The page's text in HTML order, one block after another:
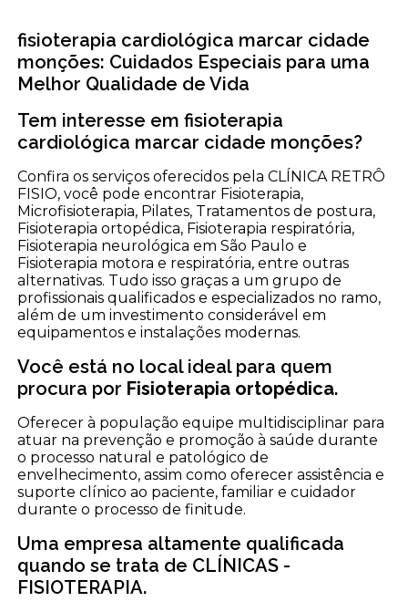
fisioterapia cardiológica marcar cidade
monções: Cuidados Especiais para uma
Melhor Qualidade de Vida
Tem interesse em fisioterapia
cardiológica marcar cidade monções?
Confira os serviços oferecidos pela CLÍNICA RETRÔ
FISIO, você pode encontrar Fisioterapia,
Microfisioterapia, Pilates, Tratamentos de postura,
Fisioterapia ortopédica, Fisioterapia respiratória,
Fisioterapia neurológica em São Paulo e
Fisioterapia motora e respiratória, entre outras
alternativas. Tudo isso graças a um grupo de
profissionais qualificados e especializados no ramo,
além de um investimento considerável em
equipamentos e instalações modernas.
Você está no local ideal para quem
procura por Fisioterapia ortopédica.
Oferecer à população equipe multidisciplinar para
atuar na prevenção e promoção à saúde durante
o processo natural e patológico de
envelhecimento, assim como oferecer assistência e
suporte clínico ao paciente, familiar e cuidador
durante o processo de finitude.
Uma empresa altamente qualificada
quando se trata de CLÍNICAS -
FISIOTERAPIA.